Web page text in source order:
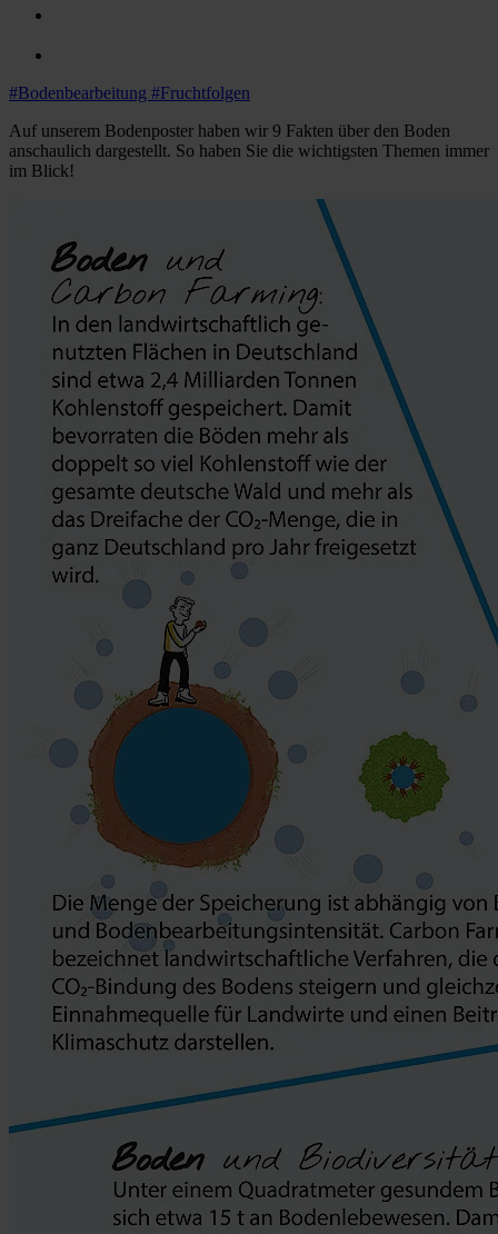
#Bodenbearbeitung #Fruchtfolgen
Auf unserem Bodenposter haben wir 9 Fakten über den Boden
anschaulich dargestellt. So haben Sie die wichtigsten Themen immer
im Blick!